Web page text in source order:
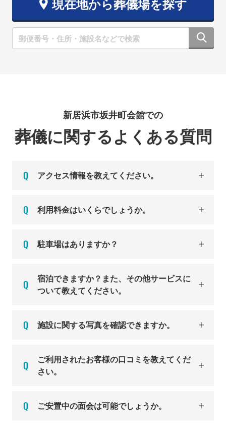
現在地から葬儀場を探す
新居浜市坂井町会館での
葬儀に関するよくある質問
アクセス情報を教えてください。
利用料金はいくらでしょうか。
駐車場はありますか？
宿泊できますか？また、その他サービスに
ついて教えてください。
施設に関する写真を確認できますか。
ご利用されたお客様の口コミを教えてくだ
さい。
ご安置中の面会は可能でしょうか。